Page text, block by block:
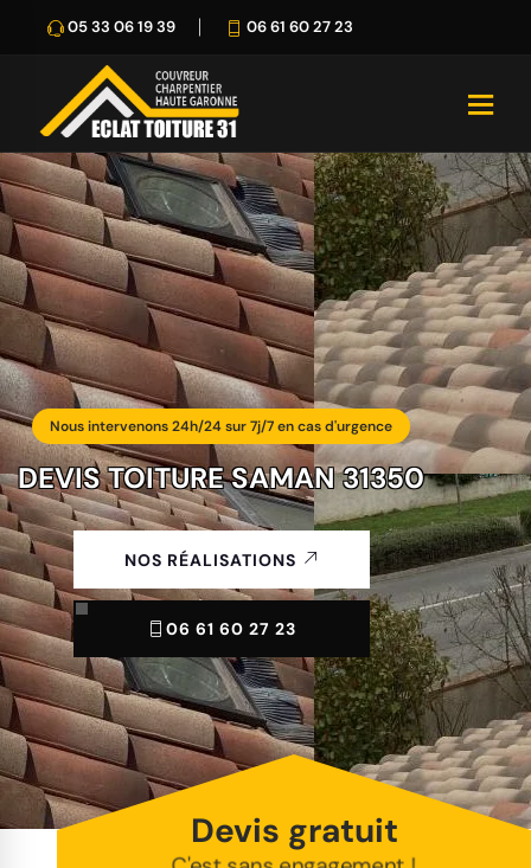
05 33 06 19 39 06 61 60 27 23
Nous intervenons 24h/24 sur 7j/7 en cas d'urgence
DEVIS TOITURE SAMAN 31350
NOS RÉALISATIONS
06 61 60 27 23
Devis gratuit